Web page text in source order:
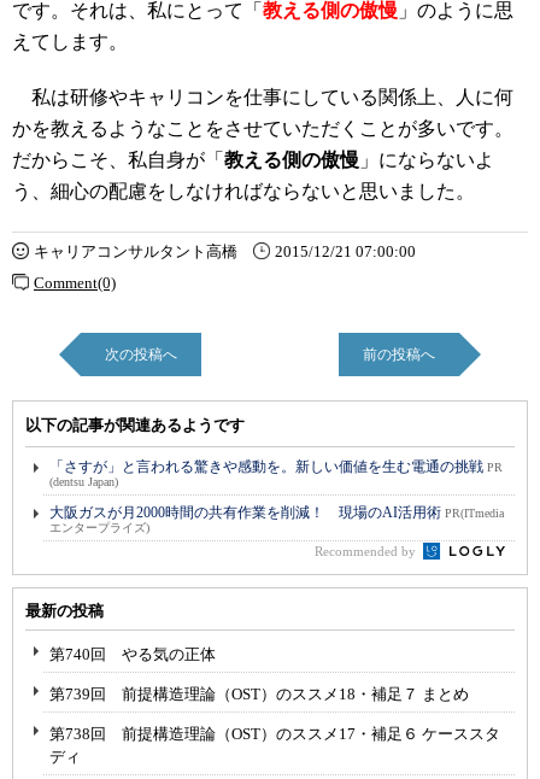
です。それは、私にとって「 教える側の傲慢 」のように思
えてします。
私は研修やキャリコンを仕事にしている関係上、人に何
かを教えるようなことをさせていただくことが多いです。
だからこそ、私自身が「 教える側の傲慢 」にならないよ
う、細心の配慮をしなければならないと思いました。
キャリアコンサルタント高橋
2015/12/21 07:00:00
Comment(0)
次の投稿へ 前の投稿へ
以下の記事が関連あるようです
「さすが」と言われる驚きや感動を。新しい価値を生む電通の挑戦 PR
(dentsu Japan)
大阪ガスが月2000時間の共有作業を削減！ 現場のAI活用術 PR(ITmedia
エンタープライズ)
Recommended by
最新の投稿
第740回 やる気の正体
第739回 前提構造理論（OST）のススメ18・補足７ まとめ
第738回 前提構造理論（OST）のススメ17・補足６ ケーススタ
ディ